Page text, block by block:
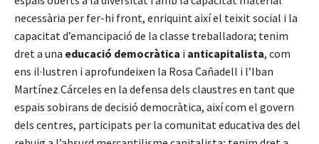
necessària per fer-hi front, enriquint així el teixit social i la
capacitat d’emancipació de la classe treballadora; tenim
dret a una educació democràtica i anticapitalista, com
ens il·lustren i aprofundeixen la Rosa Cañadell i l’Iban
Martínez Cárceles en la defensa dels claustres en tant que
espais sobirans de decisió democràtica, així com el govern
dels centres, participats per la comunitat educativa des del